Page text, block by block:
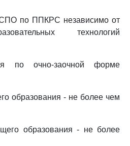
по ППКРС независимо от
технологий
по очно-заочной форме
образования - не более чем
образования - не более